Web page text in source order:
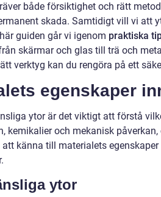
både försiktighet och rätt
skada. Samtidigt vill vi att
guiden går vi igenom praktiska
skärmar och glas till trä och
verktyg kan du rengöra på ett
egenskaper
ytor är det viktigt att förstå
kemikalier och mekanisk
känna till materialets
ytor